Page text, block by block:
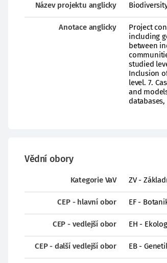
Název projektu anglicky
Anotace anglicky
Project
including
between
studied
Inclusion
level. 7.
and
Vědní obory
Kategorie VaV ZV -
CEP - hlavní obor EF -
CEP - vedlejší obor EH -
CEP - další vedlejší obor EB -